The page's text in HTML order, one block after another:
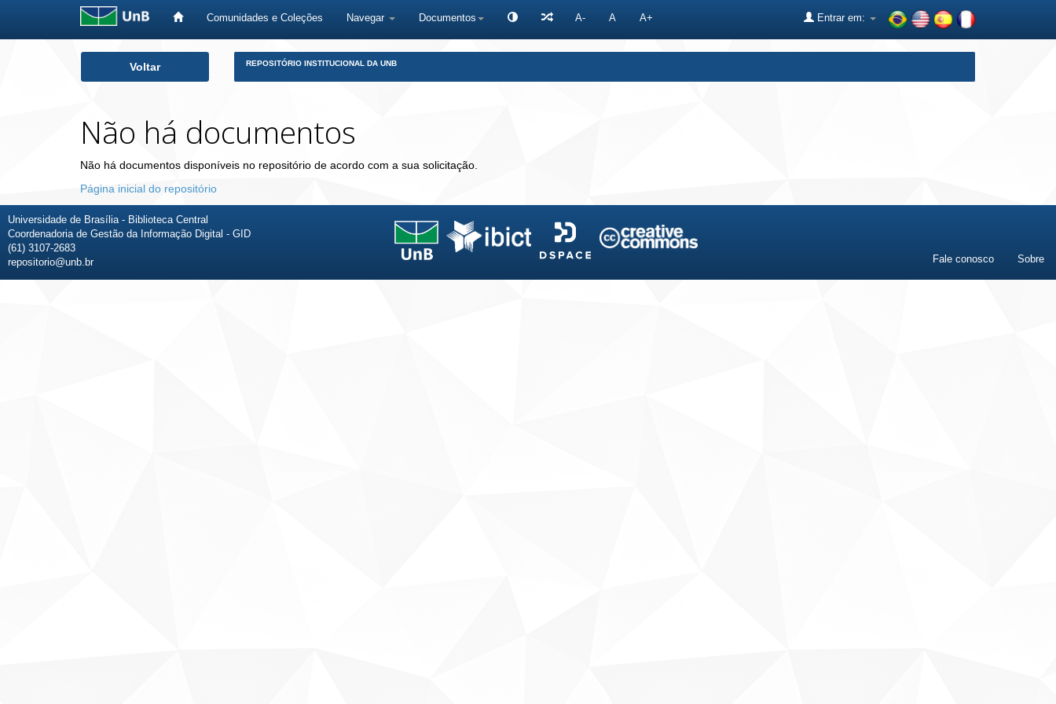
Comunidades e Coleções Navegar Documentos A- A A+ Entrar em:
Voltar REPOSITÓRIO INSTITUCIONAL DA UNB
Não há documentos
Não há documentos disponíveis no repositório de acordo com a sua solicitação.
Página inicial do repositório
Universidade de Brasília - Biblioteca Central
Coordenadoria de Gestão da Informação Digital - GID
(61) 3107-2683
repositorio@unb.br
Fale conosco Sobre